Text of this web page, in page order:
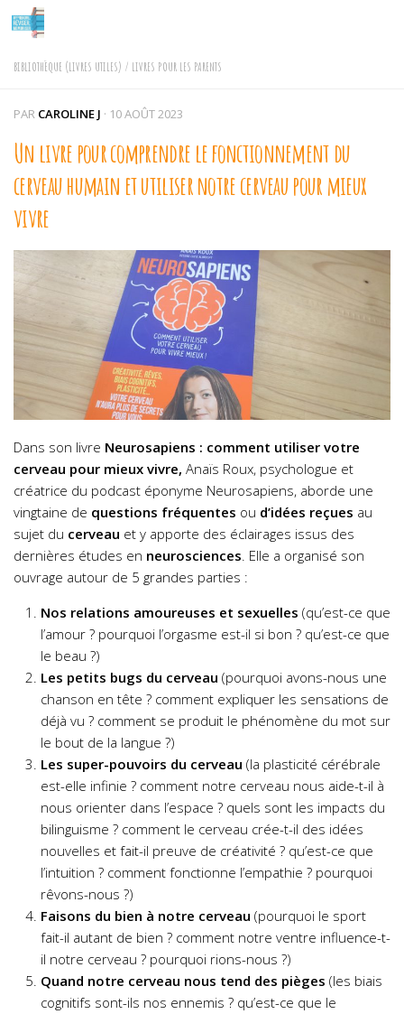
Skip to content
BIBLIOTHÈQUE (LIVRES UTILES) / LIVRES POUR LES PARENTS
PAR CAROLINE J · 10 AOÛT 2023
Un livre pour comprendre le fonctionnement du
cerveau humain et utiliser notre cerveau pour mieux
vivre
Dans son livre Neurosapiens : comment utiliser votre
cerveau pour mieux vivre, Anaïs Roux, psychologue et
créatrice du podcast éponyme Neurosapiens, aborde une
vingtaine de questions fréquentes ou d’idées reçues au
sujet du cerveau et y apporte des éclairages issus des
dernières études en neurosciences. Elle a organisé son
ouvrage autour de 5 grandes parties :
Nos relations amoureuses et sexuelles (qu’est-ce que
l’amour ? pourquoi l’orgasme est-il si bon ? qu’est-ce que
le beau ?)
Les petits bugs du cerveau (pourquoi avons-nous une
chanson en tête ? comment expliquer les sensations de
déjà vu ? comment se produit le phénomène du mot sur
le bout de la langue ?)
Les super-pouvoirs du cerveau (la plasticité cérébrale
est-elle infinie ? comment notre cerveau nous aide-t-il à
nous orienter dans l’espace ? quels sont les impacts du
bilinguisme ? comment le cerveau crée-t-il des idées
nouvelles et fait-il preuve de créativité ? qu’est-ce que
l’intuition ? comment fonctionne l’empathie ? pourquoi
rêvons-nous ?)
Faisons du bien à notre cerveau (pourquoi le sport
fait-il autant de bien ? comment notre ventre influence-t-
il notre cerveau ? pourquoi rions-nous ?)
Quand notre cerveau nous tend des pièges (les biais
cognitifs sont-ils nos ennemis ? qu’est-ce que le